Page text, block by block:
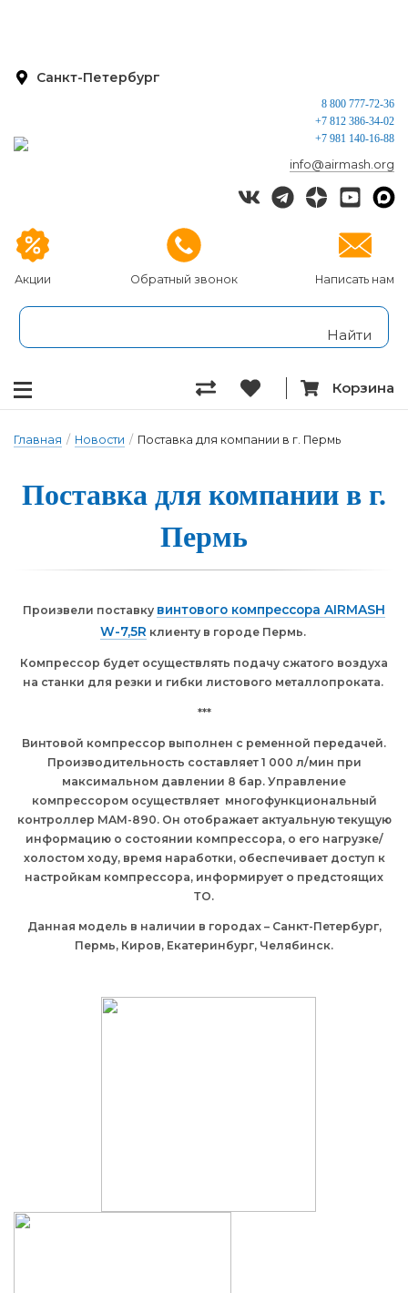
Санкт-Петербург
Акции Обратный звонок Написать нам
8 800 777-72-36
+7 812 386-34-02
+7 981 140-16-88
info@airmash.org
Корзина
Главная / Новости / Поставка для компании в г. Пермь
Пос­тавка для ком­па­нии в г.
Пермь
Произвели поставку винтового компрессора AIRMASH
W-7,5R клиенту в городе Пермь.
Компрессор будет осуществлять подачу сжатого воздуха
на станки для резки и гибки листового металлопроката.
***
Винтовой компрессор выполнен с ременной передачей.
Производительность составляет 1 000 л/мин при
максимальном давлении 8 бар. Управление
компрессором осуществляет многофункциональный
контроллер MAM-890. Он отображает актуальную текущую
информацию о состоянии компрессора, о его нагрузке/
холостом ходу, время наработки, обеспечивает доступ к
настройкам компрессора, информирует о предстоящих
ТО.
Данная модель в наличии в городах – Санкт-Петербург,
Пермь, Киров, Екатеринбург, Челябинск.